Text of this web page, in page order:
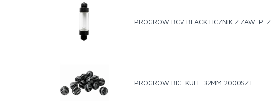
PROGROW BCV BLACK LICZNIK Z ZAW. P-Z
PROGROW BIO-KULE 32MM 2000SZT.